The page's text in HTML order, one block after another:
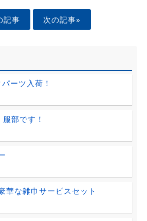
記事 次の記事»
ーツ入荷！
部です！
華な雑巾サービスセット